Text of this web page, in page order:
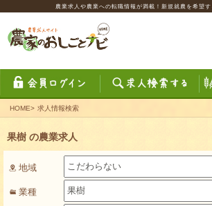
農業求人や農業への転職情報が満載！新規就農を希望す
HOME> 求人情報検索
果樹 の農業求人
地域
業種